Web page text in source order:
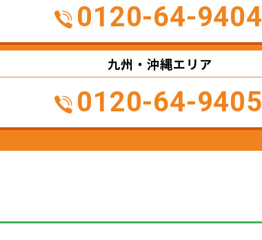
0120-64-9404
九州・沖縄エリア
0120-64-9405